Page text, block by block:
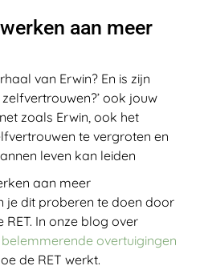
aan meer
van Erwin? En is zijn
ook jouw
zoals Erwin, ook het
te vergroten en
leven kan leiden
aan meer
je dit proberen te doen door
In onze blog over
overtuigingen
de RET werkt.